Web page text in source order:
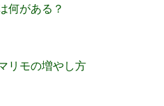
何がある？
リモの増やし方